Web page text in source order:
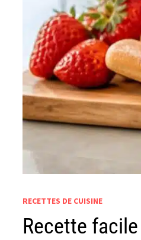
RECETTES DE CUISINE
Recette